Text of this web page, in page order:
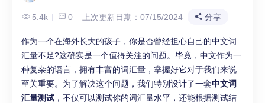
5.4k 0 上次更新日期：07/15/2024 分享
作为一个在海外长大的孩子，你是否曾经担心自己的中文词
汇量不足?这确实是一个值得关注的问题。毕竟，中文作为一
种复杂的语言，拥有丰富的词汇量，掌握好它对于我们来说
至关重要。为了解决这个问题，我们特别设计了一套中文词
汇量测试 ，不仅可以测试你的词汇量水平，还能根据测试结